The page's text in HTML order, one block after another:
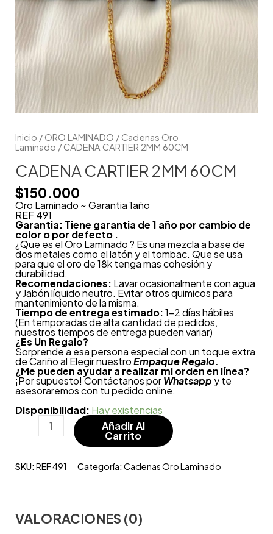
Inicio / ORO LAMINADO / Cadenas Oro
Laminado / CADENA CARTIER 2MM 60CM
CADENA CARTIER 2MM 60CM
$150.000
Oro Laminado ~ Garantia 1año
REF 491
Garantia: Tiene garantia de 1 año por cambio de
color o por defecto .
¿Que es el Oro Laminado ? Es una mezcla a base de
dos metales como el latón y el tombac. Que se usa
para que el oro de 18k tenga mas cohesión y
durabilidad.
Recomendaciones: Lavar ocasionalmente con agua
y Jabón líquido neutro. Evitar otros quimicos para
mantenimiento de la misma.
Tiempo de entrega estimado:1-2 días hábiles
(En temporadas de alta cantidad de pedidos,
nuestros tiempos de entrega pueden variar)
¿Es Un Regalo?
Sorprende a esa persona especial con un toque extra
de Cariño al Elegir nuestroEmpaque Regalo.
¿Me pueden ayudar a realizar mi orden en línea?
¡Por supuesto! Contáctanos porWhatsapp y te
asesoraremos con tu pedido online.
Disponibilidad: Hay existencias
Añadir Al
Carrito
SKU:REF 491 Categoría:Cadenas Oro Laminado
VALORACIONES (0)